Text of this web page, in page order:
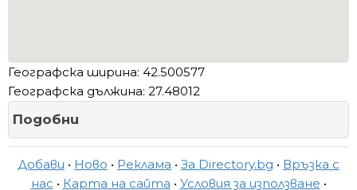
Географска ширина: 42.500577
Географска дължина: 27.48012
Подобни
Добави • Ново • Реклама • За Directory.bg • Връзка с
нас • Карта на сайта • Условия за използване •